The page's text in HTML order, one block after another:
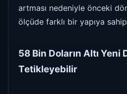
artması nedeniyle önceki
ölçüde farklı bir yapıya
58 Bin Doların Altı Yeni
Tetikleyebilir